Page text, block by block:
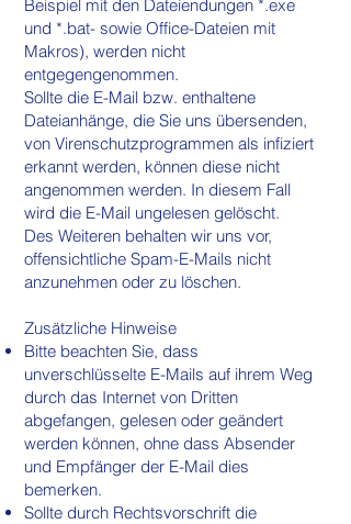
Beispiel mit den Dateiendungen *.exe
und *.bat- sowie Office-Dateien mit
Makros), werden nicht
entgegengenommen.
Sollte die E-Mail bzw. enthaltene
Dateianhänge, die Sie uns übersenden,
von Virenschutzprogrammen als infiziert
erkannt werden, können diese nicht
angenommen werden. In diesem Fall
wird die E-Mail ungelesen gelöscht.
Des Weiteren behalten wir uns vor,
offensichtliche Spam-E-Mails nicht
anzunehmen oder zu löschen.
Zusätzliche Hinweise
Bitte beachten Sie, dass
unverschlüsselte E-Mails auf ihrem Weg
durch das Internet von Dritten
abgefangen, gelesen oder geändert
werden können, ohne dass Absender
und Empfänger der E-Mail dies
bemerken.
Sollte durch Rechtsvorschrift die